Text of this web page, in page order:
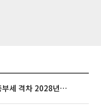
종부세 개편에도…1·3주택 종부세 격차 2028년부터 확대